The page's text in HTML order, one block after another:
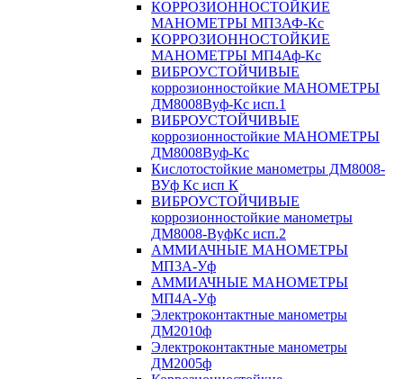
КОРРОЗИОННОСТОЙКИЕ
МАНОМЕТРЫ МП3АФ-Кс
КОРРОЗИОННОСТОЙКИЕ
МАНОМЕТРЫ МП4Аф-Кс
ВИБРОУСТОЙЧИВЫЕ
коррозионностойкие МАНОМЕТРЫ
ДМ8008Вуф-Кс исп.1
ВИБРОУСТОЙЧИВЫЕ
коррозионностойкие МАНОМЕТРЫ
ДМ8008Вуф-Кс
Кислотостойкие манометры ДМ8008-
ВУф Кс исп К
ВИБРОУСТОЙЧИВЫЕ
коррозионностойкие манометры
ДМ8008-ВуфКс исп.2
АММИАЧНЫЕ МАНОМЕТРЫ
МП3А-Уф
АММИАЧНЫЕ МАНОМЕТРЫ
МП4А-Уф
Электроконтактные манометры
ДМ2010ф
Электроконтактные манометры
ДМ2005ф